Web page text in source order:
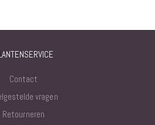
Contact
vragen
Retourneren